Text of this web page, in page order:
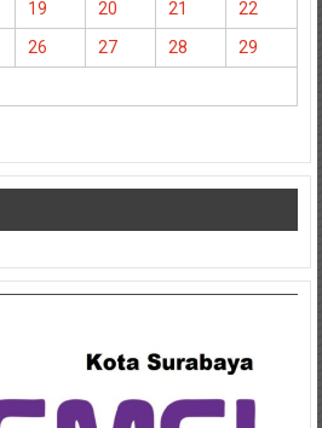
19 20 21
22
26 27 28
29